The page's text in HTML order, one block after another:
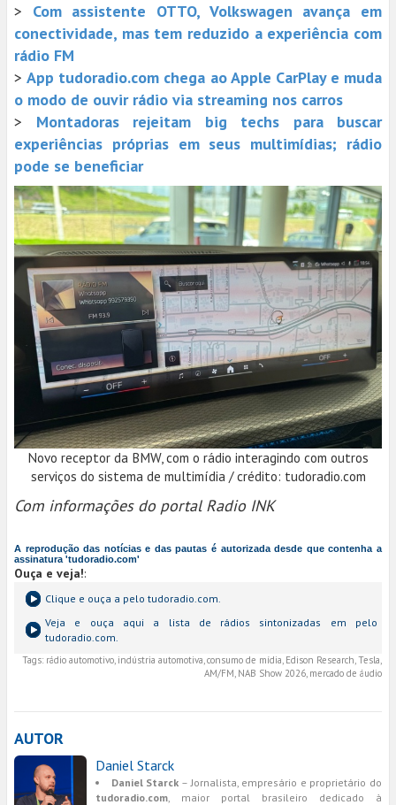
> Com assistente OTTO, Volkswagen avança em
conectividade, mas tem reduzido a experiência com
rádio FM
>App tudoradio.com chega ao Apple CarPlay e muda
o modo de ouvir rádio via streaming nos carros
> Montadoras rejeitam big techs para buscar
experiências próprias em seus multimídias; rádio
pode se beneficiar
Novo receptor da BMW, com o rádio interagindo com outros
serviços do sistema de multimídia / crédito: tudoradio.com
Com informações do portal Radio INK
A reprodução das notícias e das pautas é autorizada desde que contenha a
assinatura 'tudoradio.com'
Ouça e veja!:
Clique e ouça a pelo tudoradio.com.
Veja e ouça aqui a lista de rádios sintonizadas em pelo
tudoradio.com.
Tags: rádio automotivo, indústria automotiva, consumo de mídia, Edison Research, Tesla,
AM/FM, NAB Show 2026, mercado de áudio
AUTOR
Daniel Starck
Daniel Starck – Jornalista, empresário e proprietário do
tudoradio.com, maior portal brasileiro dedicado à